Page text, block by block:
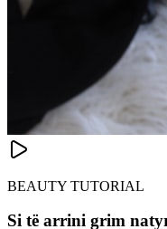
BEAUTY TUTORIAL
Si të arrini grim